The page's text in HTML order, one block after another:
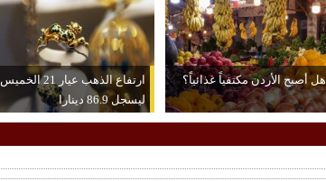
هل أصبح الأردن مكتفياً غذائياً؟
ارتفاع الذهب عيار 21 الخميس
ليسجل 86.9 دينارا